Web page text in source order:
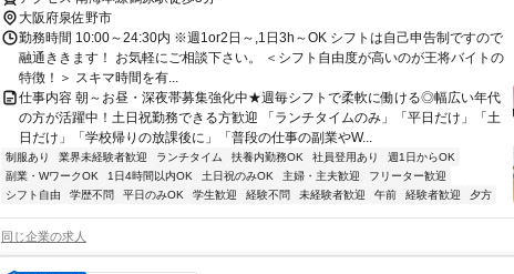
大阪府泉佐野市
勤務時間 10:00～24:30内 ※週1or2日～,1日3h～OK シフトは自己申告制ですので
融通ききます！ お気軽にご相談下さい。 ＜シフト自由度が高いのが王将バイトの
特徴！＞ スキマ時間を有...
仕事内容 朝～お昼・深夜帯募集強化中★週毎シフトで柔軟に働ける◎幅広い年代
の方が活躍中！土日祝勤務できる方歓迎 「ランチタイムのみ」「平日だけ」「土
日だけ」「学校帰りの放課後に」「普段の仕事の副業やW...
制服あり 業界未経験者歓迎 ランチタイム 扶養内勤務OK 社員登用あり
週1日からOK
副業・WワークOK
1日4時間以内OK 土日祝のみOK 主婦・主夫歓迎
フリーター歓迎
シフト自由
学歴不問 平日のみOK 学生歓迎 経験不問 未経験者歓迎 午前 経験者歓迎 夕方
同じ企業の求人